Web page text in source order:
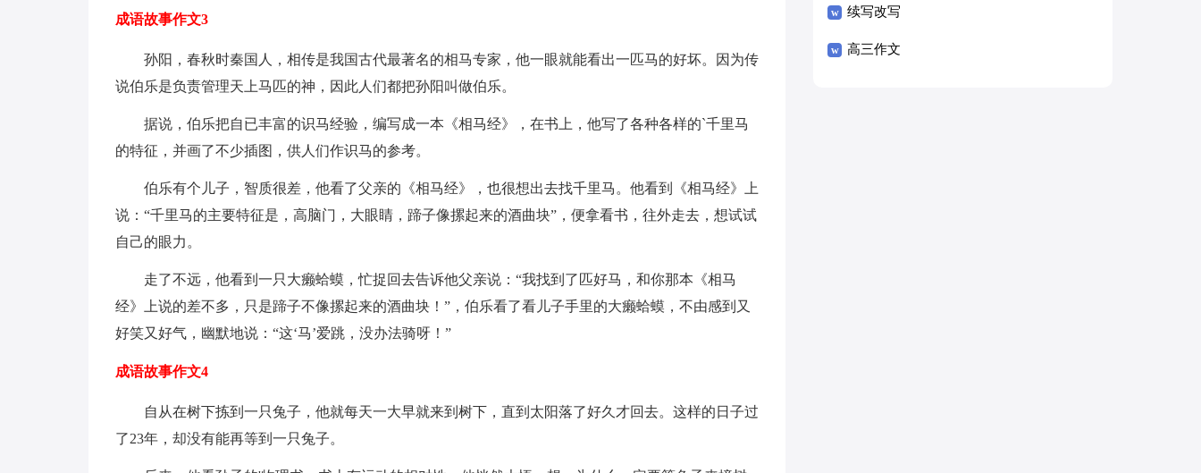
成语故事作文3
孙阳，春秋时秦国人，相传是我国古代最著名的相马专家，他一眼就能看出一匹马的好坏。因为传
说伯乐是负责管理天上马匹的神，因此人们都把孙阳叫做伯乐。
据说，伯乐把自已丰富的识马经验，编写成一本《相马经》，在书上，他写了各种各样的`千里马
的特征，并画了不少插图，供人们作识马的参考。
伯乐有个儿子，智质很差，他看了父亲的《相马经》，也很想出去找千里马。他看到《相马经》上
说：“千里马的主要特征是，高脑门，大眼睛，蹄子像摞起来的酒曲块”，便拿看书，往外走去，想试试
自己的眼力。
走了不远，他看到一只大癞蛤蟆，忙捉回去告诉他父亲说：“我找到了匹好马，和你那本《相马
经》上说的差不多，只是蹄子不像摞起来的酒曲块！”，伯乐看了看儿子手里的大癞蛤蟆，不由感到又
好笑又好气，幽默地说：“这‘马’爱跳，没办法骑呀！”
成语故事作文4
自从在树下拣到一只兔子，他就每天一大早就来到树下，直到太阳落了好久才回去。这样的日子过
了23年，却没有能再等到一只兔子。
续写改写
高三作文